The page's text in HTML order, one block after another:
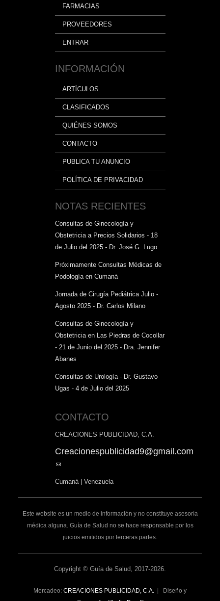
FARMACIAS
PROVEEDORES
ENTRAR
INFORMACIÓN
ARTÍCULOS
CLASIFICADOS
QUIÉNES SOMOS
CONTACTO
PUBLICA TU ANUNCIO
POLÍTICA DE PRIVACIDAD
NOTAS RECIENTES
Consultas de Ginecología y
Obstetricia a Precios Solidarios - 18
de Julio del 2025 - Dr. José G. Lugo
Próximamente Consultas Médicas de
Podología en Cumaná
Jornada de Cirugía Pediátrica Julio -
Agosto 2025 - Dr. Carlos Milano
Consultas de Ginecología y
Obstetricia en Las Piedras de Cocollar
- 21 de Junio del 2025 - Dra. Jennifer
Abanes
Consultas de Urología - Dr. Gustavo
Ugas - 4 de Julio del 2025
CONTACTO
CREACIONES PUBLICIDAD, C.A.
Creacionespublicidad9@gmail.com
(link
mail)
Cumaná | Venezuela
Este website es un medio de información y no constituye asesoría
médica alguna. Guía de Salud no se hace responsable por los
juicios emitidos por terceras partes.
Copyright © Guía de Salud, 2017-2026.
Mercadeo: CREACIONES PUBLICIDAD, C.A. | Diseño y